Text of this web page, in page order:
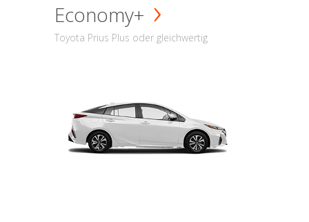
Economy+
Toyota Prius Plus oder gleichwertig